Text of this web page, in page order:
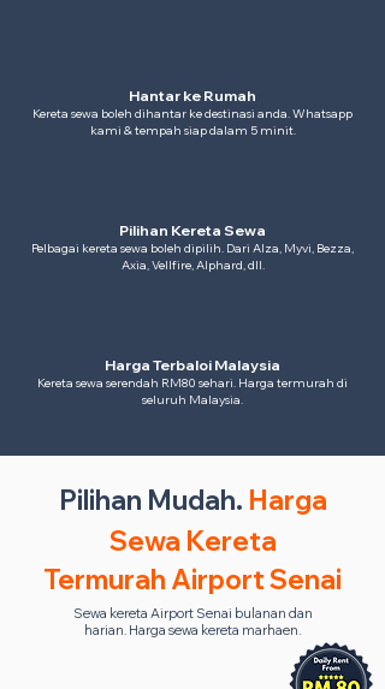
Hantar ke Rumah
Kereta sewa boleh dihantar ke destinasi anda. Whatsapp
kami & tempah siap dalam 5 minit.
Pilihan Kereta Sewa
Pelbagai kereta sewa boleh dipilih. Dari Alza, Myvi, Bezza,
Axia, Vellfire, Alphard, dll.
Harga Terbaloi Malaysia
Kereta sewa serendah RM80 sehari. Harga termurah di
seluruh Malaysia.
Pilihan Mudah. Harga
Sewa Kereta
Termurah Airport Senai
Sewa kereta Airport Senai bulanan dan
harian. Harga sewa kereta marhaen.